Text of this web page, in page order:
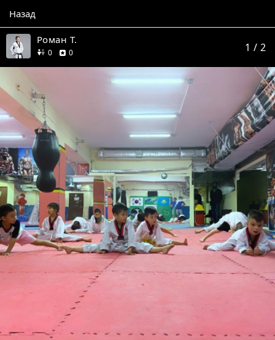
Назад
Роман Т.
0друзей
0отзывов 1 / 2